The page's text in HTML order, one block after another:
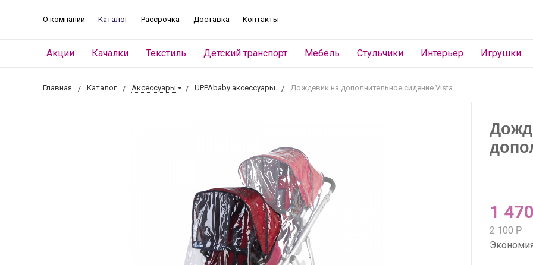
О компании Каталог Рассрочка Доставка Контакты
Акции Качалки Текстиль Детский транспорт Мебель Стульчики Интерьер Игрушки
Главная Каталог Аксессуары UPPAbaby аксессуары Дождевик на дополнительное сидение Vista
1 470
2 100Р